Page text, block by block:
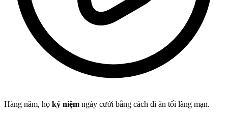
Hàng năm, họ kỷ niệm ngày cưới bằng cách đi ăn tối lãng mạn.